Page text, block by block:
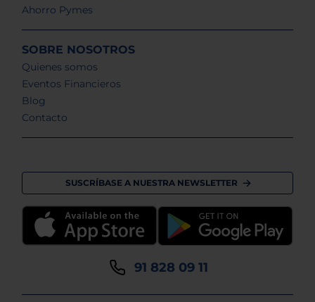
Ahorro Pymes
SOBRE NOSOTROS
Quienes somos
Eventos Financieros
Blog
Contacto
SUSCRÍBASE A NUESTRA NEWSLETTER
91 828 09 11